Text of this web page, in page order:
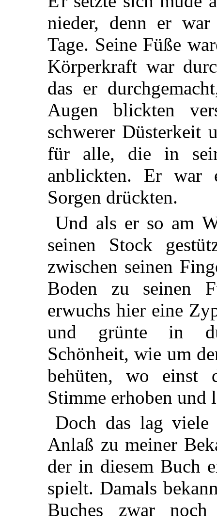
nieder, denn er
Tage. Seine Füße
Körperkraft war
das er
Augen blickten
schwerer Düsterkeit
für alle, die in
anblickten. Er war
Sorgen drückten.
Und als er so am
seinen Stock
zwischen seinen
Boden zu seinen
erwuchs hier eine
und grünte in
Schönheit, wie um
behüten, wo einst
Stimme erhoben und
Doch das lag
Anlaß zu meiner
der in diesem Buch
spielt. Damals
Buches zwar